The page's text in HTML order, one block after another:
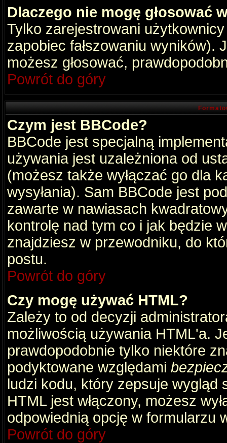
Dlaczego nie mogę głosować
Tylko zarejestrowani
zapobiec fałszowaniu wyników).
możesz głosować,
Powrót do góry
Czym jest BBCode?
BBCode jest specjalną
używania jest uzależniona od
(możesz także wyłączać go dla
wysyłania). Sam BBCode jest
zawarte w nawiasach
kontrolę nad tym co i jak będzie
znajdziesz w przewodniku, do
postu.
Powrót do góry
Czy mogę używać HTML?
Zależy to od decyzji
możliwością używania HTML'a.
prawdopodobnie tylko niektóre
podyktowane względami
ludzi kodu, który zepsuje wygląd
HTML jest włączony, możesz
odpowiednią opcję w formularzu
Powrót do góry